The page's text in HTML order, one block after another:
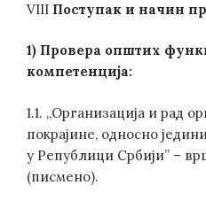
VIII Поступак и начин
1) Провера општих
компетенција:
1.1. „Организација и рад
покрајине, односно
у Републици Србији” –
(писмено).